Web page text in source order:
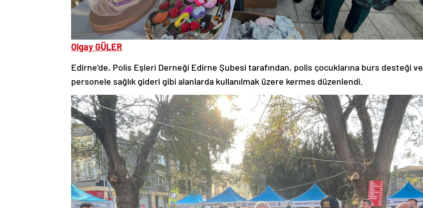
Olgay GÜLER
Edirne’de, Polis Eşleri Derneği Edirne Şubesi tarafından, polis çocuklarına burs desteği ve
personele sağlık gideri gibi alanlarda kullanılmak üzere kermes düzenlendi.